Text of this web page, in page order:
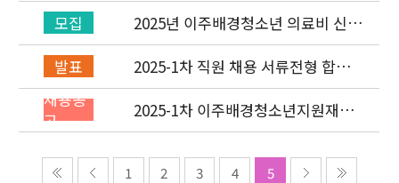
모집
2025년 이주배경청소년 의료비 신청
(1차) 안내
발표
2025-1차 직원 채용 서류전형 합격
자 발표 및 면접전형 안내
채용공
고
2025-1차 이주배경청소년지원재단
직원(개발협력부) 채용공고 (~2/2)
1 2 3 4 5